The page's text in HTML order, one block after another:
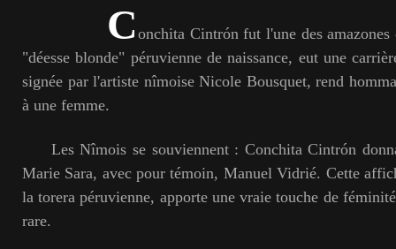
Conchita Cintrón fut l'une des
"déesse blonde" péruvienne de naissance, eut une
signée par l'artiste nîmoise Nicole Bousquet, rend
à une femme.
Les Nîmois se souviennent : Conchita Cintrón
Marie Sara, avec pour témoin, Manuel Vidrié. Cette
la torera péruvienne, apporte une vraie touche de
rare.